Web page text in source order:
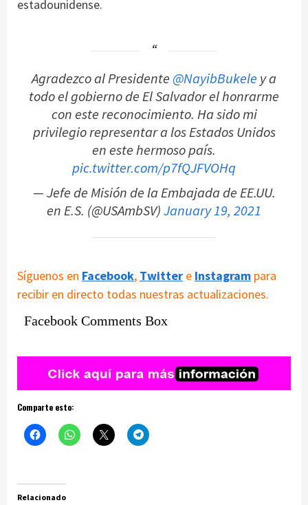
estadounidense.
Agradezco al Presidente @NayibBukele y a
todo el gobierno de El Salvador el honrarme
con este reconocimiento. Ha sido mi
privilegio representar a los Estados Unidos
en este hermoso país.
pic.twitter.com/p7fQJFVOHq
— Jefe de Misión de la Embajada de EE.UU.
en E.S. (@USAmbSV)January 19, 2021
Síguenos en Facebook, Twitter e Instagram para
recibir en directo todas nuestras actualizaciones.
Facebook Comments Box
Comparte esto:
Relacionado